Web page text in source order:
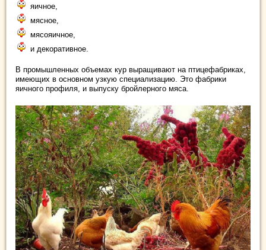
яичное,
мясное,
мясояичное,
и декоративное.
В промышленных объемах кур выращивают на птицефабриках,
имеющих в основном узкую специализацию. Это фабрики
яичного профиля, и выпуску бройлерного мяса.